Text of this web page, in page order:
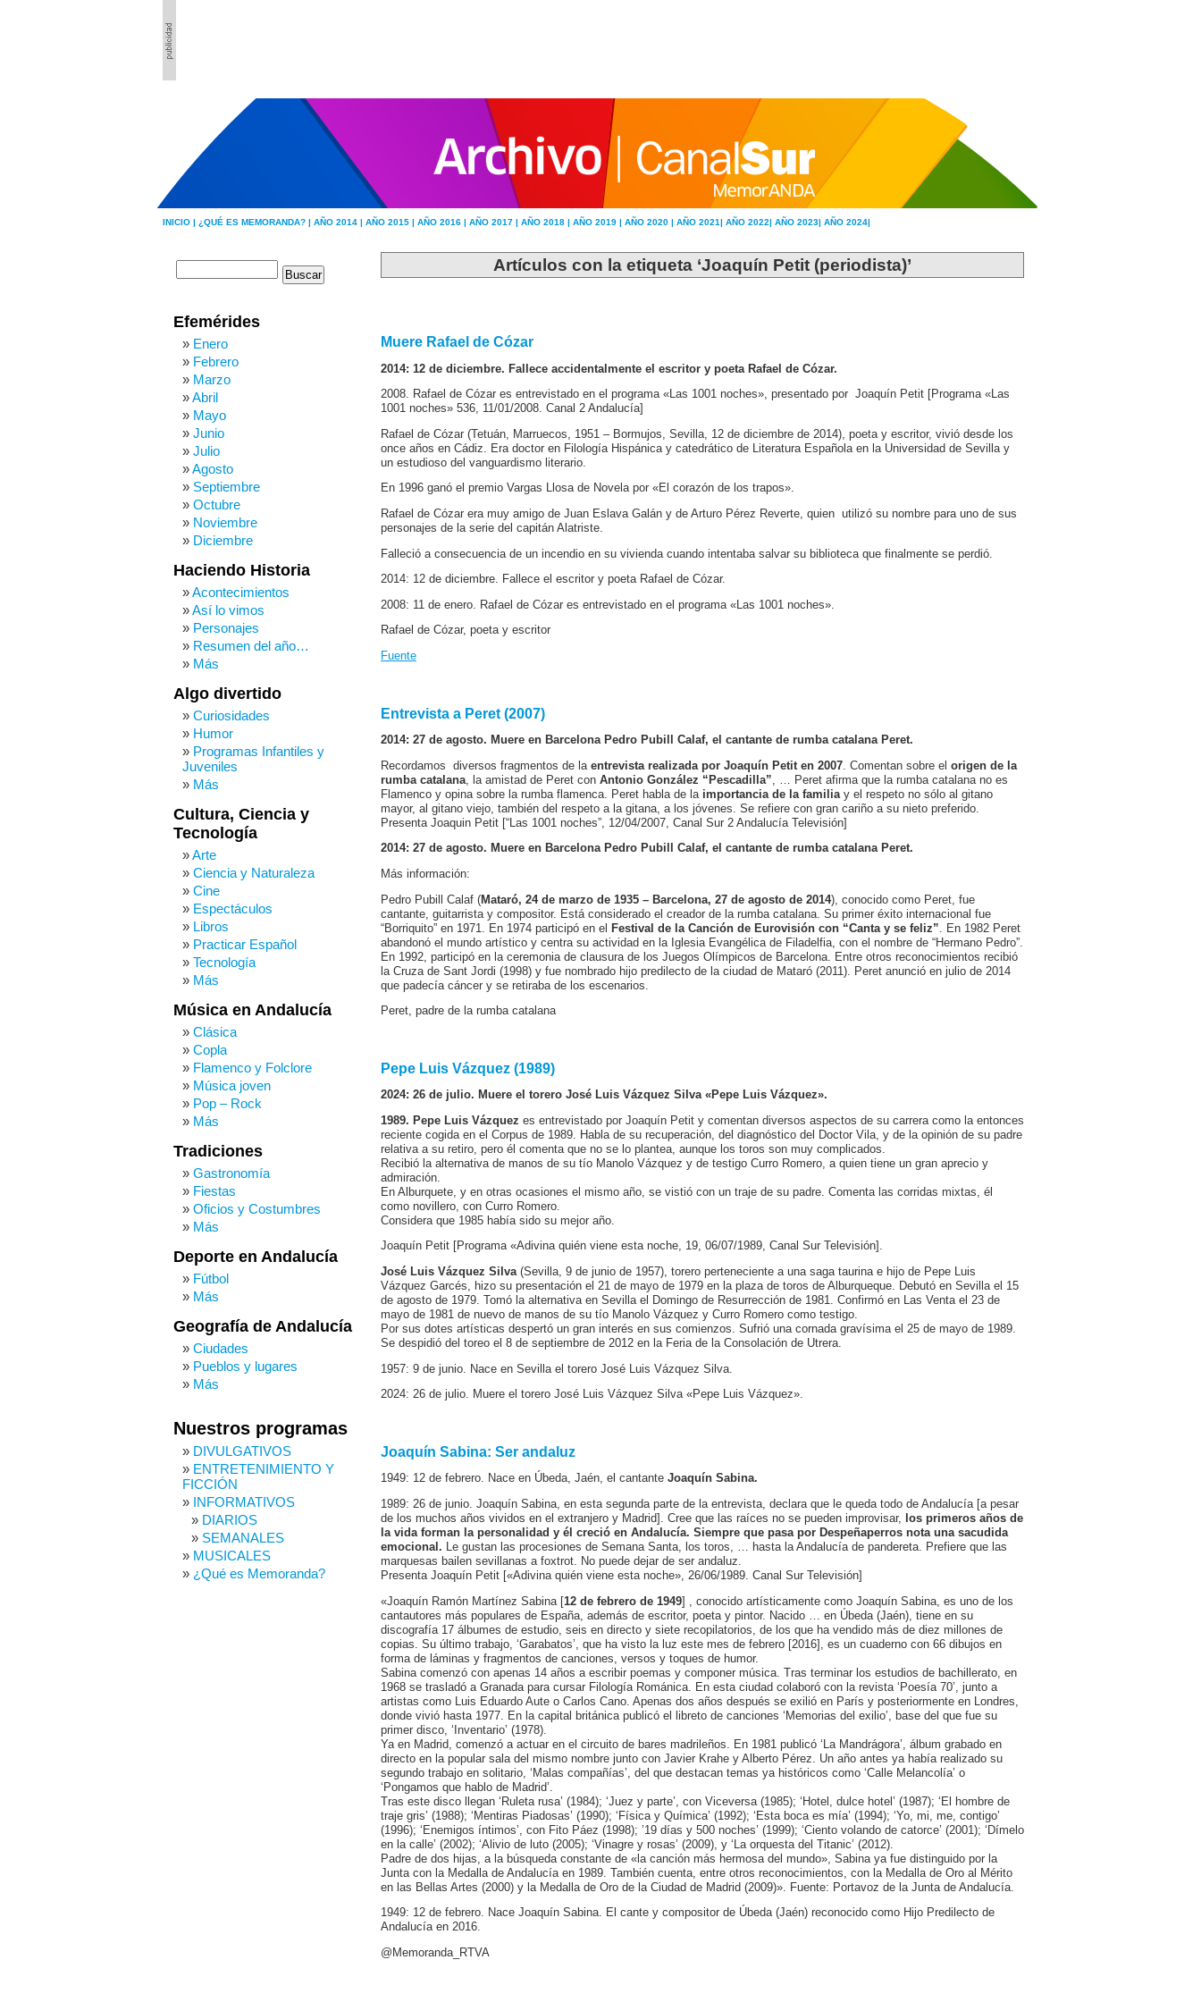
INICIO | ¿QUÉ ES MEMORANDA? | AÑO 2014 | AÑO 2015 | AÑO 2016 | AÑO 2017 | AÑO 2018 | AÑO 2019 | AÑO 2020 | AÑO 2021| AÑO 2022| AÑO 2023| AÑO 2024|
Artículos con la etiqueta ‘Joaquín Petit (periodista)’
Muere Rafael de Cózar
2014: 12 de diciembre. Fallece accidentalmente el escritor y poeta Rafael de Cózar.
2008. Rafael de Cózar es entrevistado en el programa «Las 1001 noches», presentado por Joaquín Petit [Programa «Las
1001 noches» 536, 11/01/2008. Canal 2 Andalucía]
Rafael de Cózar (Tetuán, Marruecos, 1951 – Bormujos, Sevilla, 12 de diciembre de 2014), poeta y escritor, vivió desde los
once años en Cádiz. Era doctor en Filología Hispánica y catedrático de Literatura Española en la Universidad de Sevilla y
un estudioso del vanguardismo literario.
En 1996 ganó el premio Vargas Llosa de Novela por «El corazón de los trapos».
Rafael de Cózar era muy amigo de Juan Eslava Galán y de Arturo Pérez Reverte, quien utilizó su nombre para uno de sus
personajes de la serie del capitán Alatriste.
Falleció a consecuencia de un incendio en su vivienda cuando intentaba salvar su biblioteca que finalmente se perdió.
2014: 12 de diciembre. Fallece el escritor y poeta Rafael de Cózar.
2008: 11 de enero. Rafael de Cózar es entrevistado en el programa «Las 1001 noches».
Rafael de Cózar, poeta y escritor
Fuente
Entrevista a Peret (2007)
2014: 27 de agosto. Muere en Barcelona Pedro Pubill Calaf, el cantante de rumba catalana Peret.
Recordamos diversos fragmentos de la entrevista realizada por Joaquín Petit en 2007 . Comentan sobre el origen de la
rumba catalana , la amistad de Peret con Antonio González “Pescadilla” , … Peret afirma que la rumba catalana no es
Flamenco y opina sobre la rumba flamenca. Peret habla de la importancia de la familia y el respeto no sólo al gitano
mayor, al gitano viejo, también del respeto a la gitana, a los jóvenes. Se refiere con gran cariño a su nieto preferido.
Presenta Joaquin Petit [“Las 1001 noches”, 12/04/2007, Canal Sur 2 Andalucía Televisión]
2014: 27 de agosto. Muere en Barcelona Pedro Pubill Calaf, el cantante de rumba catalana Peret.
Más información:
Pedro Pubill Calaf (Mataró, 24 de marzo de 1935 – Barcelona, 27 de agosto de 2014), conocido como Peret, fue
cantante, guitarrista y compositor. Está considerado el creador de la rumba catalana. Su primer éxito internacional fue
“Borriquito” en 1971. En 1974 participó en el
Festival de la Canción de Eurovisión con “Canta y se feliz” . En 1982 Peret
abandonó el mundo artístico y centra su actividad en la Iglesia Evangélica de Filadelfia, con el nombre de “Hermano Pedro”.
En 1992, participó en la ceremonia de clausura de los Juegos Olímpicos de Barcelona. Entre otros reconocimientos recibió
la Cruza de Sant Jordi (1998) y fue nombrado hijo predilecto de la ciudad de Mataró (2011). Peret anunció en julio de 2014
que padecía cáncer y se retiraba de los escenarios.
Peret, padre de la rumba catalana
Pepe Luis Vázquez (1989)
2024: 26 de julio. Muere el torero José Luis Vázquez Silva «Pepe Luis Vázquez».
1989. Pepe Luis Vázquez es entrevistado por Joaquín Petit y comentan diversos aspectos de su carrera como la entonces
reciente cogida en el Corpus de 1989. Habla de su recuperación, del diagnóstico del Doctor Vila, y de la opinión de su padre
relativa a su retiro, pero él comenta que no se lo plantea, aunque los toros son muy complicados.
Recibió la alternativa de manos de su tío Manolo Vázquez y de testigo Curro Romero, a quien tiene un gran aprecio y
admiración.
En Alburquete, y en otras ocasiones el mismo año, se vistió con un traje de su padre. Comenta las corridas mixtas, él
como novillero, con Curro Romero.
Considera que 1985 había sido su mejor año.
Joaquín Petit [Programa «Adivina quién viene esta noche, 19, 06/07/1989, Canal Sur Televisión].
José Luis Vázquez Silva(Sevilla, 9 de junio de 1957), torero perteneciente a una saga taurina e hijo de Pepe Luis
Vázquez Garcés, hizo su presentación el 21 de mayo de 1979 en la plaza de toros de Alburqueque. Debutó en Sevilla el 15
de agosto de 1979. Tomó la alternativa en Sevilla el Domingo de Resurrección de 1981. Confirmó en Las Venta el 23 de
mayo de 1981 de nuevo de manos de su tío Manolo Vázquez y Curro Romero como testigo.
Por sus dotes artísticas despertó un gran interés en sus comienzos. Sufrió una cornada gravísima el 25 de mayo de 1989.
Se despidió del toreo el 8 de septiembre de 2012 en la Feria de la Consolación de Utrera.
1957: 9 de junio. Nace en Sevilla el torero José Luis Vázquez Silva.
2024: 26 de julio. Muere el torero José Luis Vázquez Silva «Pepe Luis Vázquez».
Joaquín Sabina: Ser andaluz
1949: 12 de febrero. Nace en Úbeda, Jaén, el cantante Joaquín Sabina.
1989: 26 de junio. Joaquín Sabina, en esta segunda parte de la entrevista, declara que le queda todo de Andalucía [a pesar
de los muchos años vividos en el extranjero y Madrid]. Cree que las raíces no se pueden improvisar,
los primeros años de
la vida forman la personalidad y él creció en Andalucía. Siempre que pasa por Despeñaperros nota una sacudida
emocional. Le gustan las procesiones de Semana Santa, los toros, … hasta la Andalucía de pandereta. Prefiere que las
marquesas bailen sevillanas a foxtrot. No puede dejar de ser andaluz.
Presenta Joaquín Petit [«Adivina quién viene esta noche», 26/06/1989. Canal Sur Televisión]
«Joaquín Ramón Martínez Sabina [12 de febrero de 1949] , conocido artísticamente como Joaquín Sabina, es uno de los
cantautores más populares de España, además de escritor, poeta y pintor. Nacido … en Úbeda (Jaén), tiene en su
discografía 17 álbumes de estudio, seis en directo y siete recopilatorios, de los que ha vendido más de diez millones de
copias. Su último trabajo, ‘Garabatos’, que ha visto la luz este mes de febrero [2016], es un cuaderno con 66 dibujos en
forma de láminas y fragmentos de canciones, versos y toques de humor.
Sabina comenzó con apenas 14 años a escribir poemas y componer música. Tras terminar los estudios de bachillerato, en
1968 se trasladó a Granada para cursar Filología Románica. En esta ciudad colaboró con la revista ‘Poesía 70’, junto a
artistas como Luis Eduardo Aute o Carlos Cano. Apenas dos años después se exilió en París y posteriormente en Londres,
donde vivió hasta 1977. En la capital británica publicó el libreto de canciones ‘Memorias del exilio’, base del que fue su
primer disco, ‘Inventario’ (1978).
Ya en Madrid, comenzó a actuar en el circuito de bares madrileños. En 1981 publicó ‘La Mandrágora’, álbum grabado en
directo en la popular sala del mismo nombre junto con Javier Krahe y Alberto Pérez. Un año antes ya había realizado su
segundo trabajo en solitario, ‘Malas compañías’, del que destacan temas ya históricos como ‘Calle Melancolía’ o
‘Pongamos que hablo de Madrid’.
Tras este disco llegan ‘Ruleta rusa’ (1984); ‘Juez y parte’, con Viceversa (1985); ‘Hotel, dulce hotel’ (1987); ‘El hombre de
traje gris’ (1988); ‘Mentiras Piadosas’ (1990); ‘Física y Química’ (1992); ‘Esta boca es mía’ (1994); ‘Yo, mi, me, contigo’
(1996); ‘Enemigos íntimos’, con Fito Páez (1998); ’19 días y 500 noches’ (1999); ‘Ciento volando de catorce’ (2001); ‘Dímelo
en la calle’ (2002); ‘Alivio de luto (2005); ‘Vinagre y rosas’ (2009), y ‘La orquesta del Titanic’ (2012).
Padre de dos hijas, a la búsqueda constante de «la canción más hermosa del mundo», Sabina ya fue distinguido por la
Junta con la Medalla de Andalucía en 1989. También cuenta, entre otros reconocimientos, con la Medalla de Oro al Mérito
en las Bellas Artes (2000) y la Medalla de Oro de la Ciudad de Madrid (2009)». Fuente: Portavoz de la Junta de Andalucía.
1949: 12 de febrero. Nace Joaquín Sabina. El cante y compositor de Úbeda (Jaén) reconocido como Hijo Predilecto de
Andalucía en 2016.
@Memoranda_RTVA
Efemérides
Enero
Febrero
Marzo
Abril
Mayo
Junio
Julio
Agosto
Septiembre
Octubre
Noviembre
Diciembre
Haciendo Historia
Acontecimientos
Así lo vimos
Personajes
Resumen del año…
Más
Algo divertido
Curiosidades
Humor
Programas Infantiles y
Juveniles
Más
Cultura, Ciencia y
Tecnología
Arte
Ciencia y Naturaleza
Cine
Espectáculos
Libros
Practicar Español
Tecnología
Más
Música en Andalucía
Clásica
Copla
Flamenco y Folclore
Música joven
Pop – Rock
Más
Tradiciones
Gastronomía
Fiestas
Oficios y Costumbres
Más
Deporte en Andalucía
Fútbol
Más
Geografía de Andalucía
Ciudades
Pueblos y lugares
Más
Nuestros programas
DIVULGATIVOS
ENTRETENIMIENTO Y
FICCIÓN
INFORMATIVOS
DIARIOS
SEMANALES
MUSICALES
¿Qué es Memoranda?